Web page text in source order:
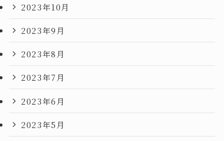
2023年10月
2023年9月
2023年8月
2023年7月
2023年6月
2023年5月